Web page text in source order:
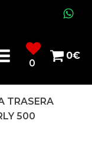
0
0€
TRASERA
500